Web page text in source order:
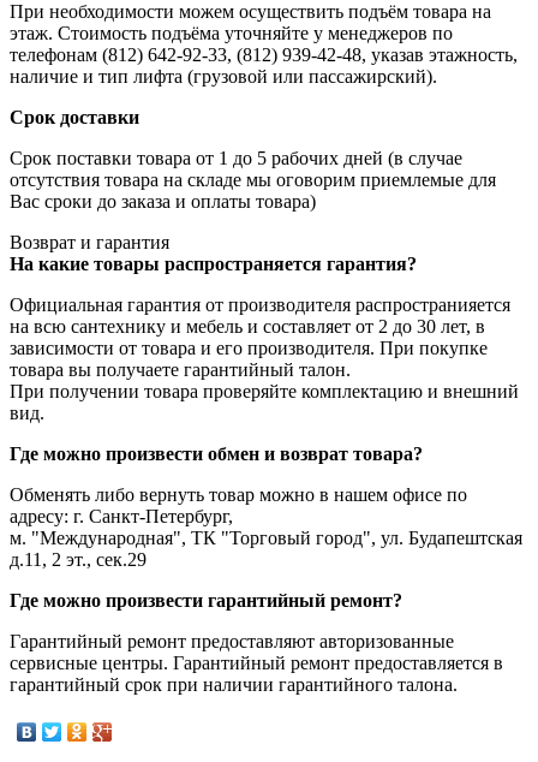
При необходимости можем осуществить подъём товара на
этаж. Стоимость подъёма уточняйте у менеджеров по
телефонам (812) 642-92-33, (812) 939-42-48, указав этажность,
наличие и тип лифта (грузовой или пассажирский).
Срок доставки
Срок поставки товара от 1 до 5 рабочих дней (в случае
отсутствия товара на складе мы оговорим приемлемые для
Вас сроки до заказа и оплаты товара)
Возврат и гарантия
На какие товары распространяется гарантия?
Официальная гарантия от производителя распространияется
на всю сантехнику и мебель и составляет от 2 до 30 лет, в
зависимости от товара и его производителя. При покупке
товара вы получаете гарантийный талон.
При получении товара проверяйте комплектацию и внешний
вид.
Где можно произвести обмен и возврат товара?
Обменять либо вернуть товар можно в нашем офисе по
адресу: г. Санкт-Петербург,
м. "Международная", ТК "Торговый город", ул. Будапештская
д.11, 2 эт., сек.29
Где можно произвести гарантийный ремонт?
Гарантийный ремонт предоставляют авторизованные
сервисные центры. Гарантийный ремонт предоставляется в
гарантийный срок при наличии гарантийного талона.